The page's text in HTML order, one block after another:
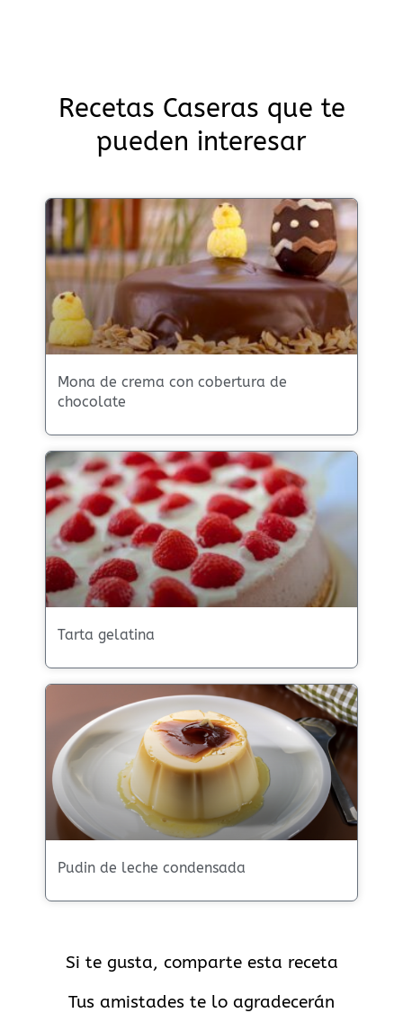
Recetas Caseras que te
pueden interesar
Mona de crema con cobertura de
chocolate
Tarta gelatina
Pudin de leche condensada
Si te gusta, comparte esta receta
Tus amistades te lo agradecerán